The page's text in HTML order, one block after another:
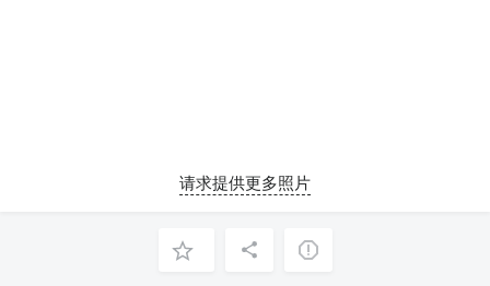
请求提供更多照片